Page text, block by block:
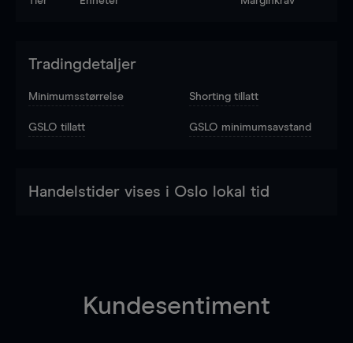
Tradingdetaljer
Minimumsstørrelse Shorting tillatt
GSLO tillatt GSLO minimumsavstand
Handelstider vises i Oslo lokal tid
Kundesentiment